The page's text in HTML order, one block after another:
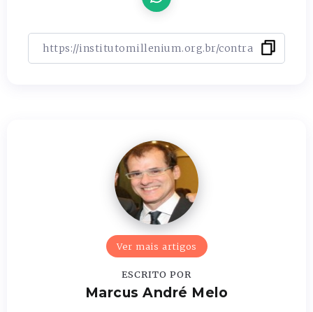
Ver mais artigos
ESCRITO POR
Marcus André Melo